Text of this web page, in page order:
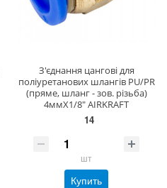
З'єднання цангові для
поліуретанових шлангів PU/PR
(пряме, шланг - зов. різьба)
4ммХ1/8" AIRKRAFT
14
шт
Купить